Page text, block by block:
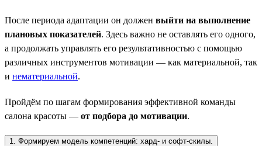
После периода адаптации он должен выйти на выполнение
плановых показателей. Здесь важно не оставлять его одного,
а продолжать управлять его результативностью с помощью
различных инструментов мотивации — как материальной, так
и нематериальной.
Пройдём по шагам формирования эффективной команды
салона красоты — от подбора до мотивации.
1. Формируем модель компетенций: хард- и софт-скилы.